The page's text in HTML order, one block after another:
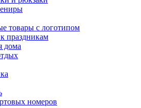
товары с логотипом
праздникам
дома
номеров